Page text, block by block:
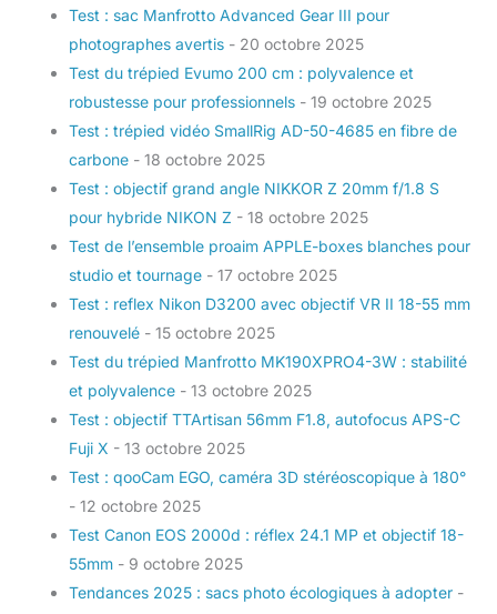
Test : sac Manfrotto Advanced Gear III pour
photographes avertis - 20 octobre 2025
Test du trépied Evumo 200 cm : polyvalence et
robustesse pour professionnels - 19 octobre 2025
Test : trépied vidéo SmallRig AD-50-4685 en fibre de
carbone - 18 octobre 2025
Test : objectif grand angle NIKKOR Z 20mm f/1.8 S
pour hybride NIKON Z - 18 octobre 2025
Test de l’ensemble proaim APPLE-boxes blanches pour
studio et tournage - 17 octobre 2025
Test : reflex Nikon D3200 avec objectif VR II 18-55 mm
renouvelé - 15 octobre 2025
Test du trépied Manfrotto MK190XPRO4-3W : stabilité
et polyvalence - 13 octobre 2025
Test : objectif TTArtisan 56mm F1.8, autofocus APS-C
Fuji X - 13 octobre 2025
Test : qooCam EGO, caméra 3D stéréoscopique à 180°
- 12 octobre 2025
Test Canon EOS 2000d : réflex 24.1 MP et objectif 18-
55mm - 9 octobre 2025
Tendances 2025 : sacs photo écologiques à adopter -